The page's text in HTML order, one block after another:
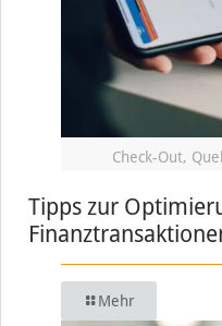
Check-Out,
Tipps zur
Mehr